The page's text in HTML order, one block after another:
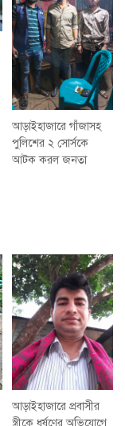
আড়াইহাজারে গাঁজাসহ
পুলিশের ২ সোর্সকে
আটক করল জনতা
আড়াইহাজারে প্রবাসীর
স্ত্রীকে ধর্ষণের অভিযোগে